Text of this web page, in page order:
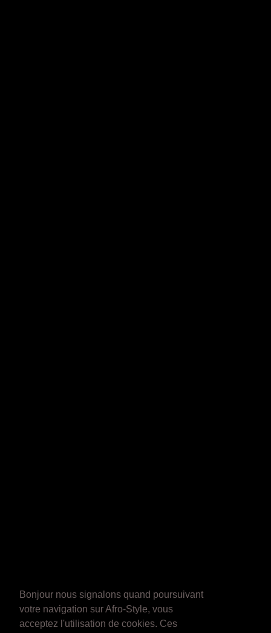
Bonjour nous signalons quand poursuivant
votre navigation sur Afro-Style, vous
acceptez l'utilisation de cookies. Ces